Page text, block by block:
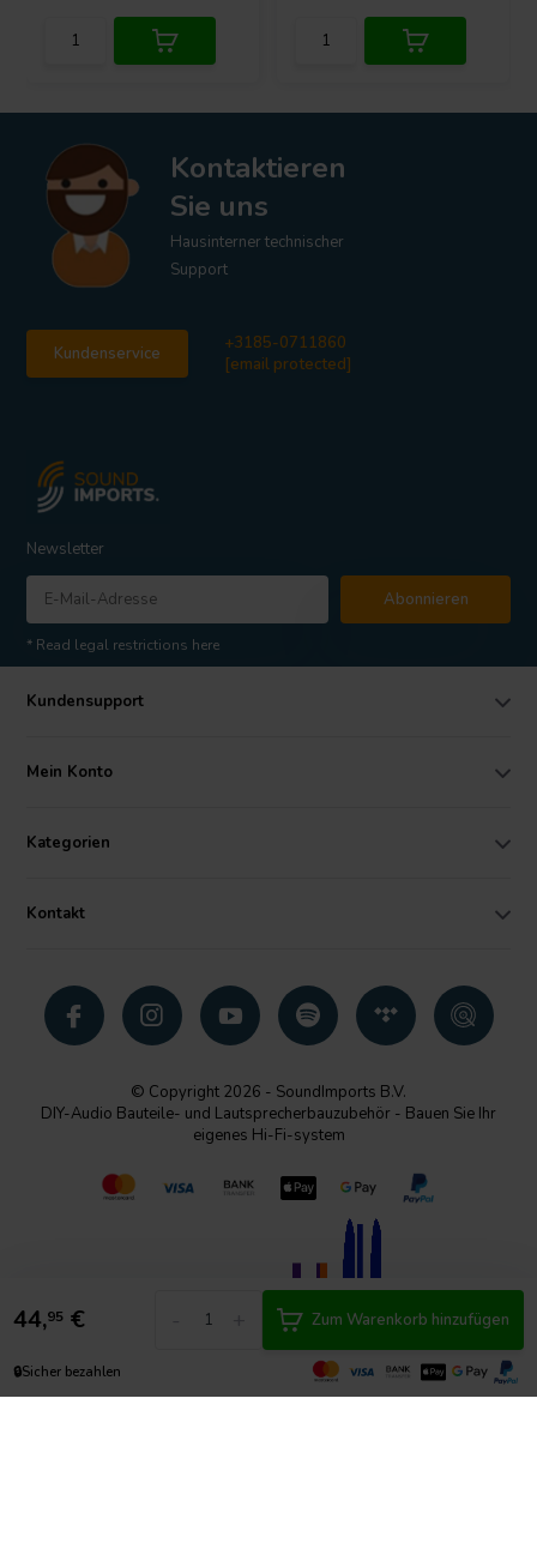
44,95 € Zum Warenkorb hinzufügen
🔒Sicher bezahlen
Kontaktieren
Sie uns
Hausinterner technischer
Support
Kundenservice
+3185-0711860
[email protected]
Newsletter
Abonnieren
* Read legal restrictions here
Kundensupport
Mein Konto
Kategorien
Kontakt
© Copyright 2026 - SoundImports B.V.
DIY-Audio Bauteile- und Lautsprecherbauzubehör - Bauen Sie Ihr
eigenes Hi-Fi-system